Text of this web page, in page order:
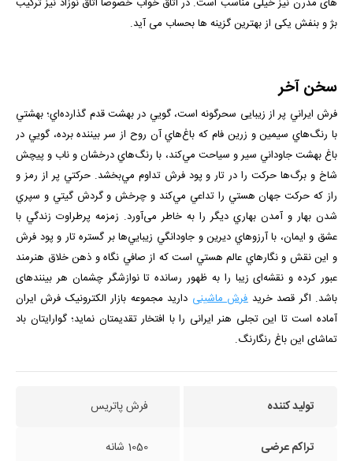
بژ و بنفش یکی از بهترین گزینه ها بحساب می آید.
سخن آخر
فرش ايراني پر از زيبایی سحرگونه است، گويي در بهشت قدم گذارده‌اي؛ بهشتي
با رنگ‌هاي سيمين و زرين فام كه باغ‌هاي آن روح از سر بيننده برده، ‌گويي در
باغ بهشت جاوداني سير و سياحت مي‌كند، با رنگ‌هاي درخشان و ناب و پیچش
شاخ و برگ‌ها حركت را در تار و پود فرش تداوم مي‌بخشد. حركتي پر از رمز و
راز كه حركت جهان هستي را تداعي مي‌كند و چرخش و گردش گيتي و سپري
شدن بهار و آمدن بهاري ديگر را به خاطر می‌آورد. زمزمه پرطراوت زندگي با
عشق و ايمان، با آرزوهاي ديرين و جاودانگي زيبايي‌ها بر گستره تار و پود فرش
و اين نقش و نگارهاي عالم هستي است كه از صافي نگاه و ذهن خلاق هنرمند
عبور كرده و نقشه‌ای زیبا را به ظهور رسانده تا نوازشگر چشمان هر بیننده­ای
باشد. اگر قصد خرید فرش ماشینی دارید مجموعه بازار الکترونیک فرش ایران
آماده است تا این تجلی هنر ایرانی را با افتخار تقدیمتان نماید؛ گوارایتان باد
تماشای این باغ رنگارنگ.
تولید کننده فرش پاتریس
تراکم عرضی 1050 شانه